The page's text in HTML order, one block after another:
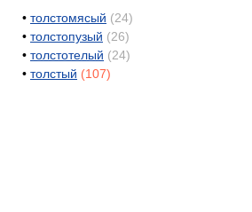
• толстомясый (24)
• толстопузый (26)
• толстотелый (24)
• толстый (107)